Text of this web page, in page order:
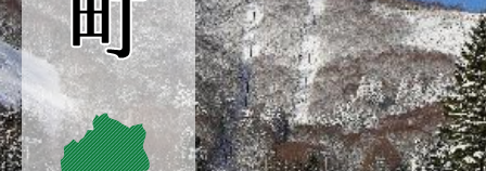
Ichinohe
town